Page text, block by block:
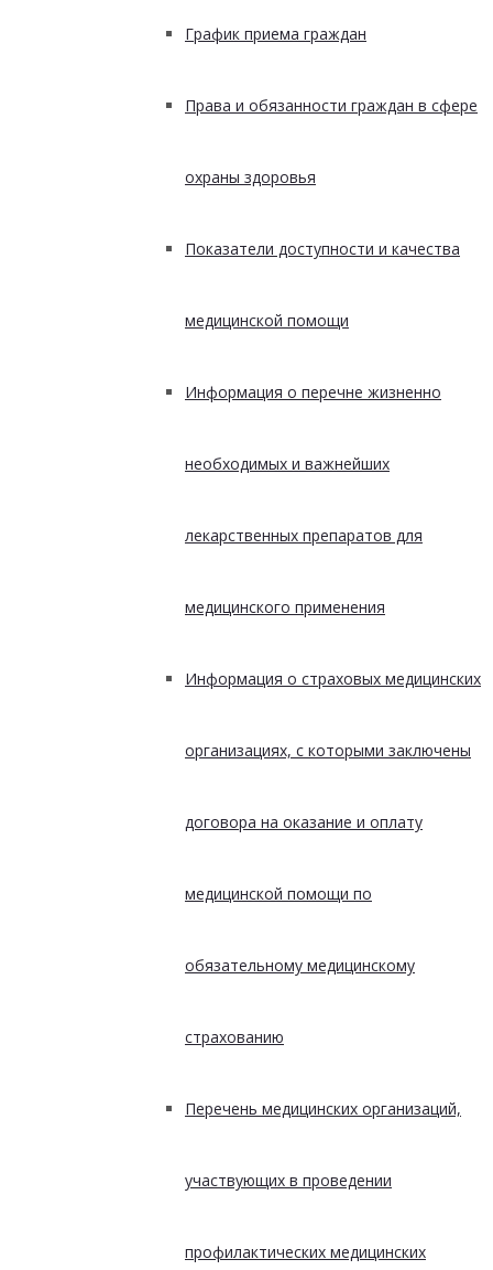
График приема граждан
Права и обязанности граждан в сфере
охраны здоровья
Показатели доступности и качества
медицинской помощи
Информация о перечне жизненно
необходимых и важнейших
лекарственных препаратов для
медицинского применения
Информация о страховых медицинских
организациях, с которыми заключены
договора на оказание и оплату
медицинской помощи по
обязательному медицинскому
страхованию
Перечень медицинских организаций,
участвующих в проведении
профилактических медицинских